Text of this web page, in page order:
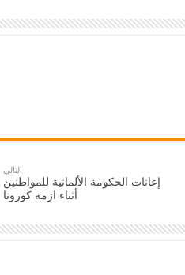
التالي
إعانات الحكومة الألمانية للمواطنين
أثناء ازمة كورونا